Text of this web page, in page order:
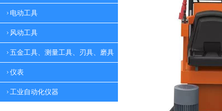
电动工具
风动工具
五金工具、测量工具、刃具、磨具
仪表
工业自动化仪器